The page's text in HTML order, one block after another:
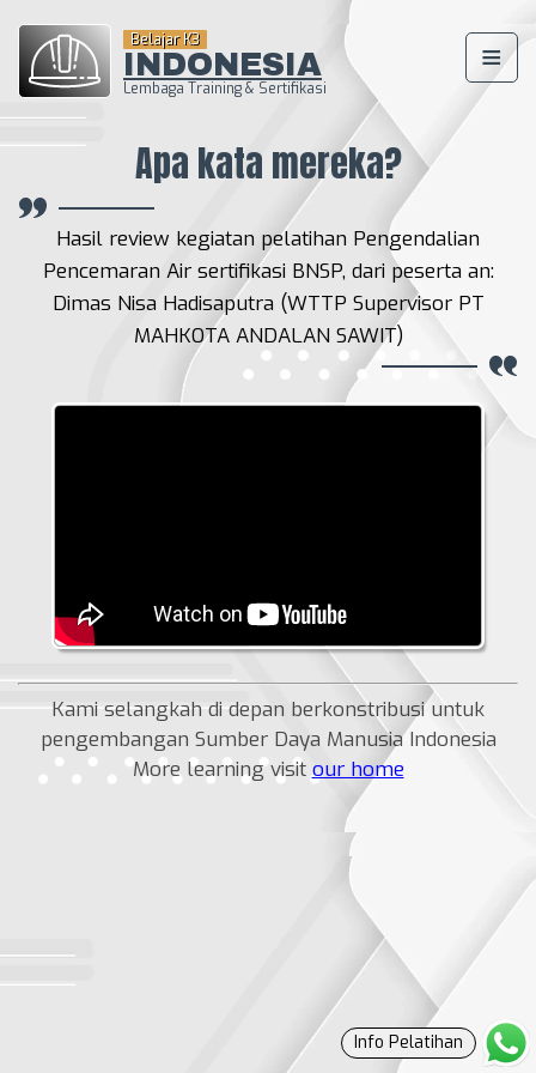
Belajar K3
INDONESIA
Lembaga Training & Sertifikasi
Beranda
Company Profile
Training K3 Sertifikasi BNSP
Training Lingkungan
Sertifikasi BNSP
Training K3 Migas dan
Pertambangan Sertifikasi
Apa kata mereka?
Hasil review kegiatan pelatihan Pengendalian
Pencemaran Air sertifikasi BNSP, dari peserta an:
Dimas Nisa Hadisaputra (WTTP Supervisor PT
MAHKOTA ANDALAN SAWIT)
Kami selangkah di depan berkonstribusi untuk
pengembangan Sumber Daya Manusia Indonesia
More learning visitour home
Info Pelatihan